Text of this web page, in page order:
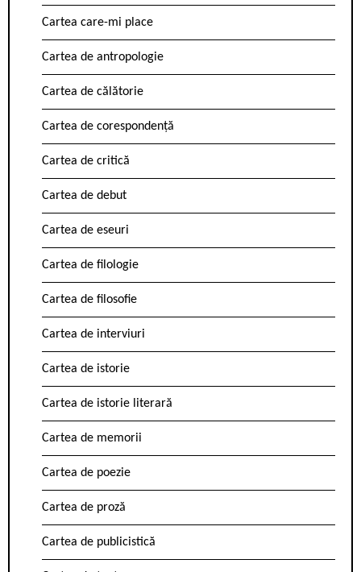
Cartea care-mi place
Cartea de antropologie
Cartea de călătorie
Cartea de corespondență
Cartea de critică
Cartea de debut
Cartea de eseuri
Cartea de filologie
Cartea de filosofie
Cartea de interviuri
Cartea de istorie
Cartea de istorie literară
Cartea de memorii
Cartea de poezie
Cartea de proză
Cartea de publicistică